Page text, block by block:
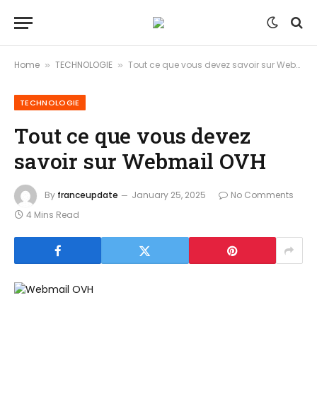
Home » TECHNOLOGIE » Tout ce que vous devez savoir sur Webmail OVH
TECHNOLOGIE
Tout ce que vous devez
savoir sur Webmail OVH
By franceupdate January 25, 2025
No Comments
4 Mins Read